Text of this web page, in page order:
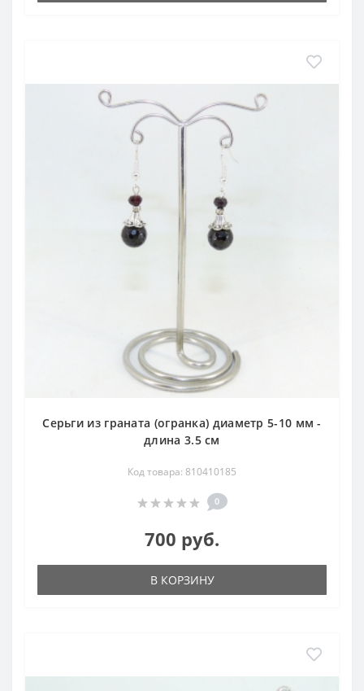
Серьги из граната (огранка) диаметр 5-10 мм -
длина 3.5 см
Код товара: 810410185
0
700 руб.
В КОРЗИНУ